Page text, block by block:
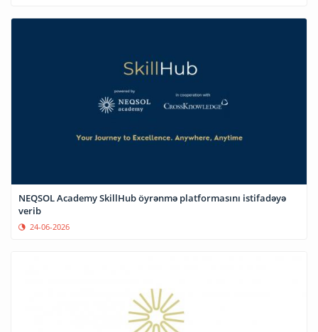
NEQSOL Academy SkillHub öyrənmə platformasını istifadəyə
verib
24-06-2026